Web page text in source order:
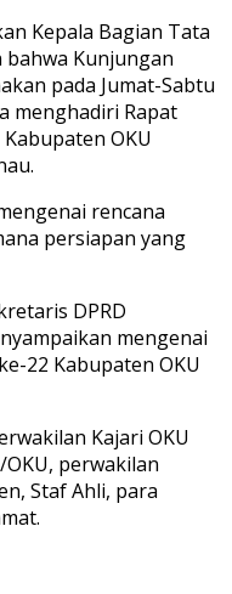
Kepala Bagian Tata
bahwa Kunjungan
pada Jumat-Sabtu
menghadiri Rapat
OKU
rencana
persiapan yang
DPRD
mengenai
22 Kabupaten OKU
Kajari OKU
perwakilan
Staf Ahli, para